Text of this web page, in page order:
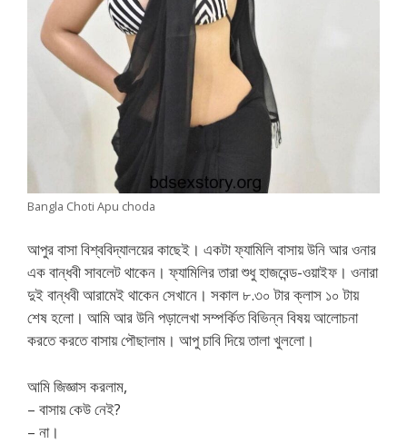
Bangla Choti Apu choda
আপুর বাসা বিশ্ববিদ্যালয়ের কাছেই। একটা ফ্যামিলি বাসায় উনি আর ওনার
এক বান্ধবী সাবলেট থাকেন। ফ্যামিলির তারা শুধু হাজবেন্ড-ওয়াইফ। ওনারা
দুই বান্ধবী আরামেই থাকেন সেখানে। সকাল ৮.৩০ টার ক্লাস ১০ টায়
শেষ হলো। আমি আর উনি পড়ালেখা সম্পর্কিত বিভিন্ন বিষয় আলোচনা
করতে করতে বাসায় পৌছালাম। আপু চাবি দিয়ে তালা খুললো।
আমি জিজ্ঞাস করলাম,
– বাসায় কেউ নেই?
– না।